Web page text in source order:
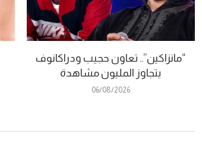
“مانزاكين”.. تعاون حجيب ودراكانوف
يتجاوز المليون مشاهدة
06/08/2026